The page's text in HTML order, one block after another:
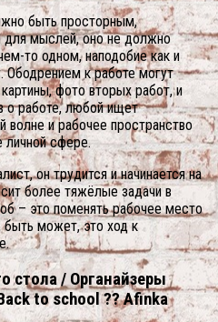
быть просторным,
мыслей, оно не должно
то одном, наподобие как и
Ободрением к работе могут
фото вторых работ, и
о работе, любой ищет
волне и рабочее пространство
личной сфере.
он трудится и начинается на
более тяжёлые задачи в
– это поменять рабочее место
быть может, это ход к
стола / Органайзеры
to school ?? Afinka